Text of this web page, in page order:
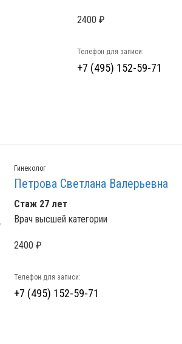
2400 ₽
Телефон для записи:
+7 (495) 152-59-71
Гинеколог
Петрова Светлана Валерьевна
Стаж 27 лет
Врач высшей категории
2400 ₽
Телефон для записи:
+7 (495) 152-59-71